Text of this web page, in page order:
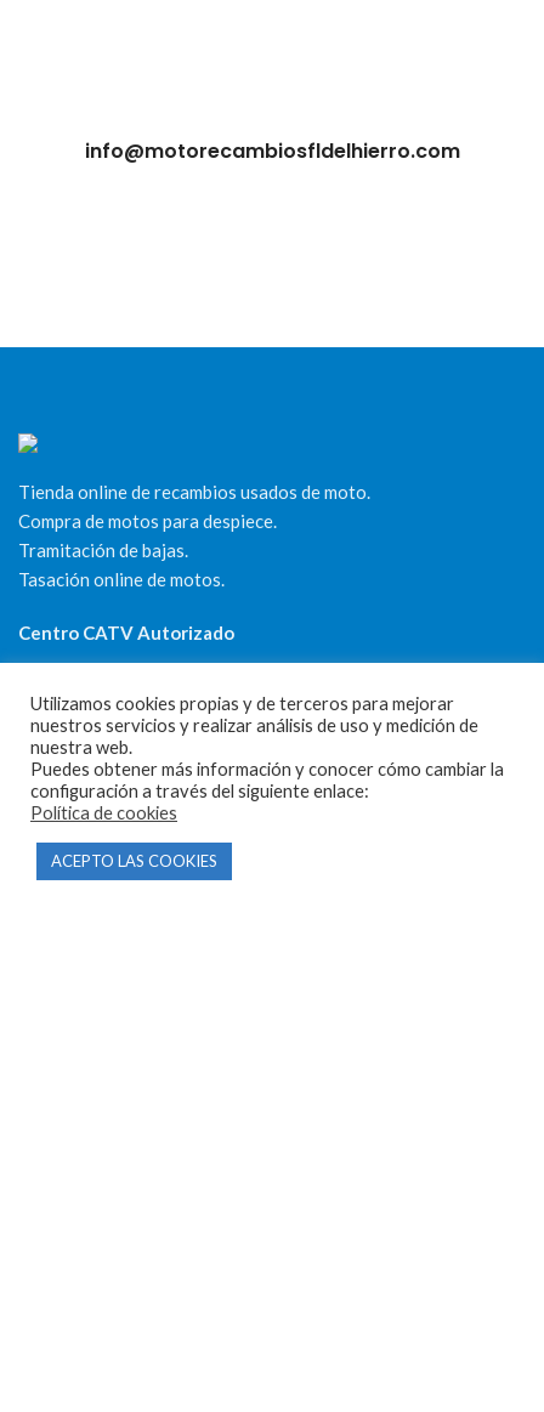
info@motorecambiosfldelhierro.com
Tienda online de recambios usados de moto.
Compra de motos para despiece.
Tramitación de bajas.
Tasación online de motos.
Centro CATV Autorizado
CONTACTO
Parque Empresarial Las Condas , Nave 1
Utilizamos cookies propias y de terceros para mejorar
nuestros servicios y realizar análisis de uso y medición de
nuestra web.
Puedes obtener más información y conocer cómo cambiar la
configuración a través del siguiente enlace:
Política de cookies
ACEPTO LAS COOKIES